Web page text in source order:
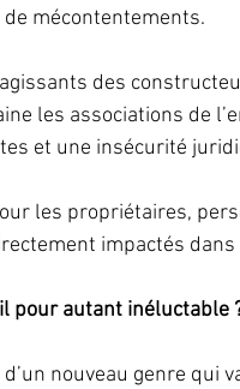
mécontentements.
des
les associations de
et une insécurité
les propriétaires,
impactés
pour autant inéluctable
nouveau genre